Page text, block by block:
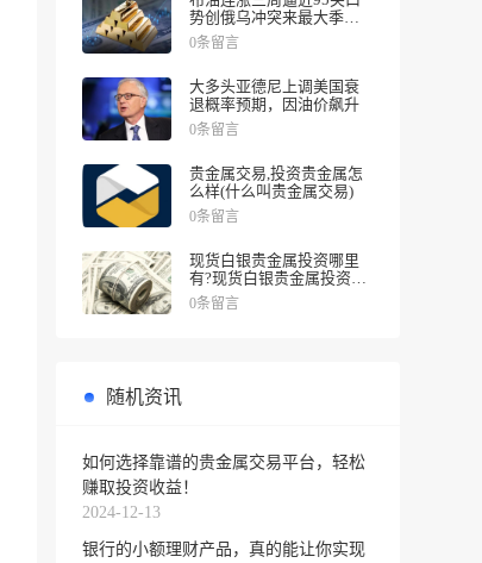
势创俄乌冲突来最大季度
涨幅
0条留言
大多头亚德尼上调美国衰
退概率预期，因油价飙升
0条留言
贵金属交易,投资贵金属怎
么样(什么叫贵金属交易)
0条留言
现货白银贵金属投资哪里
有?现货白银贵金属投资被
诱导投资亏损
0条留言
随机资讯
如何选择靠谱的贵金属交易平台，轻松
赚取投资收益！
2024-12-13
银行的小额理财产品，真的能让你实现